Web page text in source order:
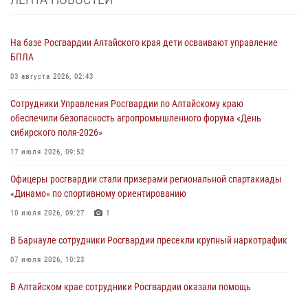
На базе Росгвардии Алтайского края дети осваивают управление
БПЛА
03 августа 2026, 02:43
Сотрудники Управления Росгвардии по Алтайскому краю
обеспечили безопасность агропромышленного форума «День
сибирского поля-2026»
17 июля 2026, 09:52
Офицеры росгвардии стали призерами региональной спартакиады
«Динамо» по спортивному ориентированию
10 июля 2026, 09:27 1
В Барнауле сотрудники Росгвардии пресекли крупный наркотрафик
07 июля 2026, 10:23
В Алтайском крае сотрудники Росгвардии оказали помощь